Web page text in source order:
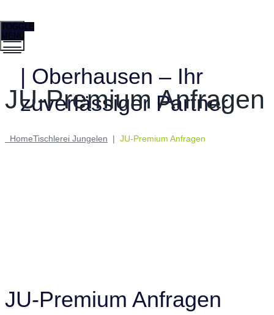
| Oberhausen – Ihr
zuverlässiger Partner
TOGGLE
MENU
JU-Premium Anfragen
HomeTischlerei Jungelen | JU-Premium Anfragen
JU-Premium Anfragen